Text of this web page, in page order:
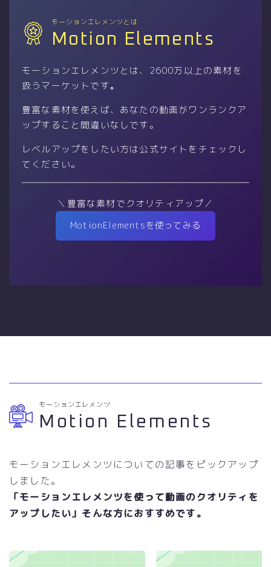
モーションエレメンツとは
Motion Elements
モーションエレメンツとは、2600万以上の素材を
扱うマーケットです。
豊富な素材を使えば、あなたの動画がワンランクア
ップすること間違いなしです。
レベルアップをしたい方は公式サイトをチェックし
てください。
＼豊富な素材でクオリティアップ／
MotionElementsを使ってみる
モーションエレメンツ
Motion Elements
モーションエレメンツについての記事をピックアップ
しました。
「モーションエレメンツを使って動画のクオリティを
アップしたい」そんな方におすすめです。